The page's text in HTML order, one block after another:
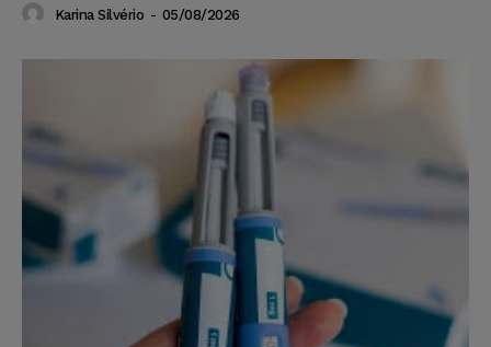
Karina Silvério - 05/08/2026